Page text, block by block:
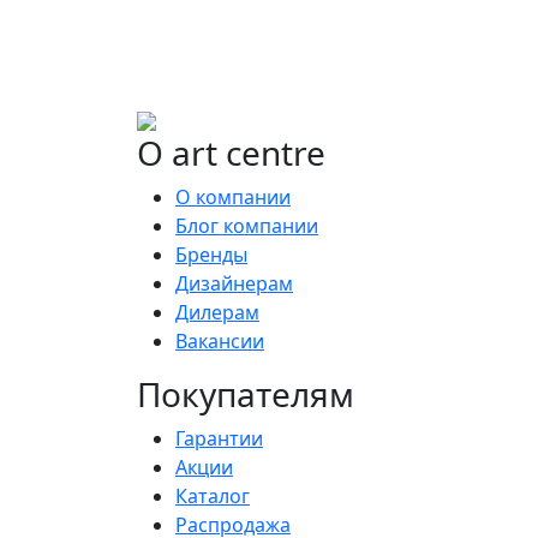
О art centre
О компании
Блог компании
Бренды
Дизайнерам
Дилерам
Вакансии
Покупателям
Гарантии
Акции
Каталог
Распродажа